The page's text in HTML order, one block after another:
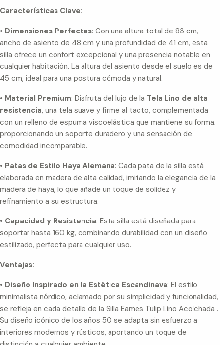
Características Clave:
• Dimensiones Perfectas: Con una altura total de 83 cm,
ancho de asiento de 48 cm y una profundidad de 41 cm, esta
silla ofrece un confort excepcional y una presencia notable en
cualquier habitación. La altura del asiento desde el suelo es de
45 cm, ideal para una postura cómoda y natural.
• Material Premium: Disfruta del lujo de la Tela Lino de alta
resistencia, una tela suave y firme al tacto, complementada
con un relleno de espuma viscoelástica que mantiene su forma,
proporcionando un soporte duradero y una sensación de
comodidad incomparable.
• Patas de Estilo Haya Alemana: Cada pata de la silla está
elaborada en madera de alta calidad, imitando la elegancia de la
madera de haya, lo que añade un toque de solidez y
refinamiento a su estructura.
• Capacidad y Resistencia: Esta silla está diseñada para
soportar hasta 160 kg, combinando durabilidad con un diseño
estilizado, perfecta para cualquier uso.
Ventajas:
• Diseño Inspirado en la Estética Escandinava: El estilo
minimalista nórdico, aclamado por su simplicidad y funcionalidad,
se refleja en cada detalle de la Silla Eames Tulip Lino Acolchada .
Su diseño icónico de los años 50 se adapta sin esfuerzo a
interiores modernos y rústicos, aportando un toque de